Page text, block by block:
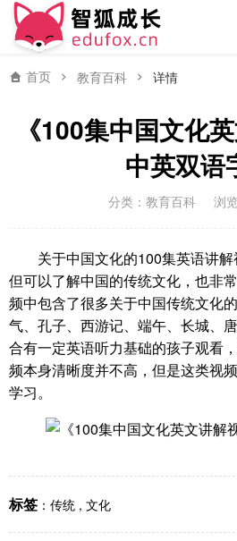
首页 教育百科 详情
《100集中国文化
中英双语
分类： 教育百科 浏
关于中国文化的100集英语讲
但可以了解中国的传统文化，也非
频中包含了很多关于中国传统文化
气、孔子、西游记、端午、长城、
合有一定英语听力基础的孩子观看
频本身清晰度并不高，但是这类视
学习。
标签 ： 传统 , 文化